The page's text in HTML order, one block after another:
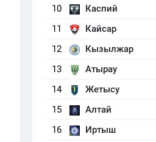
10
Каспий
11
Кайсар
12
Кызылжар
13
Атырау
14
Жетысу
15
Алтай
16
Иртыш